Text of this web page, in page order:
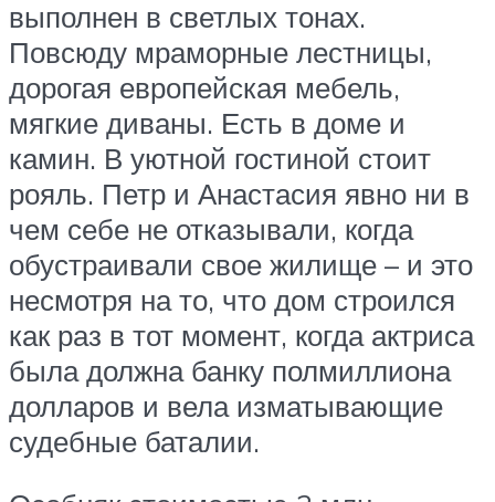
выполнен в светлых тонах.
Повсюду мраморные лестницы,
дорогая европейская мебель,
мягкие диваны. Есть в доме и
камин. В уютной гостиной стоит
рояль. Петр и Анастасия явно ни в
чем себе не отказывали, когда
обустраивали свое жилище – и это
несмотря на то, что дом строился
как раз в тот момент, когда актриса
была должна банку полмиллиона
долларов и вела изматывающие
судебные баталии.